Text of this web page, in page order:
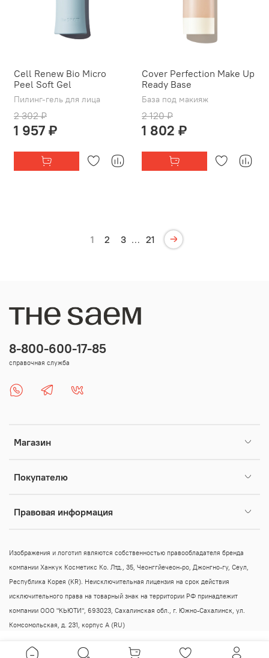
Cell Renew Bio Micro
Peel Soft Gel
Пилинг-гель для лица
2 302 ₽
1 957 ₽
Cover Perfection Make Up
Ready Base
База под макияж
2 120 ₽
1 802 ₽
1 2 3 … 21
Магазин
Покупателю
Правовая информация
8-800-600-17-85
справочная служба
Изображения и логотип являются собственностью правообладателя бренда
компании Ханкук Косметикс Ко. Лтд., 35, Чеонггйечеон-ро, Джонгно-гу, Сеул,
Республика Корея (KR). Неисключительная лицензия на срок действия
исключительного права на товарный знак на территории РФ принадлежит
компании ООО "КЬЮТИ", 693023, Сахалинская обл., г. Южно-Сахалинск, ул.
Комсомольская, д. 231, корпус А (RU)